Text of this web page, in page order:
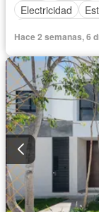
Electricidad
Hace 2 semanas, 6